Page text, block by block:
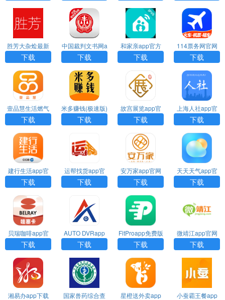
胜芳大杂烩最新
招聘工下载
下载
中国裁判文书网a
pp下载
下载
和家亲app官方
下载
下载
114票务网官网
订票
下载
壹品慧生活燃气
缴费下载app
下载
米多赚钱(极速版)
app最新版下载
下载
故宫展览app官
网下载
下载
上海人社app官
网下载
下载
建行生活app官
网下载
下载
运帮找货app官
网下载
下载
安万家app官网
下载
下载
天天天气app官
网下载
下载
贝瑞咖啡app官
网下载
下载
AUTO DVRapp
官网下载
下载
FitProapp免费版
下载
下载
微靖江app官网
下载
下载
湘易办app下载
国家兽药综合查
星橙送外卖app
小蚕霸王餐app